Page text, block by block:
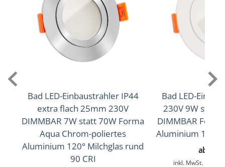
Lichtstrom (Lumen)
450lm(2700K (Warmweiß)) 470lm
(Warmweiß))
500lm(4000K (Neutralweiß))
2700K (Warmweiß), 3000K (Warmweiß), 4000K
(Neutralweiß)
Farbwiedergabe (CRI / Ra)
Schutzklasse (IP)
Bad LED-Einbaustrahler IP44
extra flach 25mm 230V
DIMMBAR 7W statt 70W Forma
Aqua Chrom-poliertes
Aluminium 120° Milchglas rund
90 CRI
Bad LED-
230V 9W statt
DIMMBAR
Aluminium 120°
ab
inkl. MwSt.